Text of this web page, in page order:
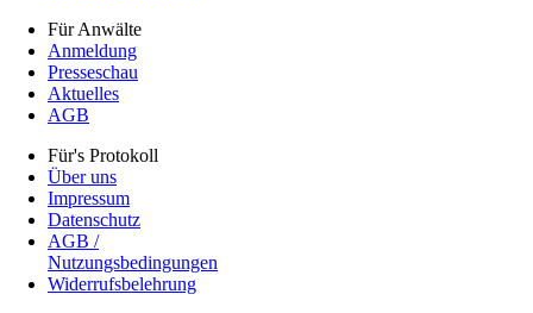
Für Anwälte
Anmeldung
Presseschau
Aktuelles
AGB
Für's Protokoll
Über uns
Impressum
Datenschutz
AGB /
Nutzungsbedingungen
Widerrufsbelehrung